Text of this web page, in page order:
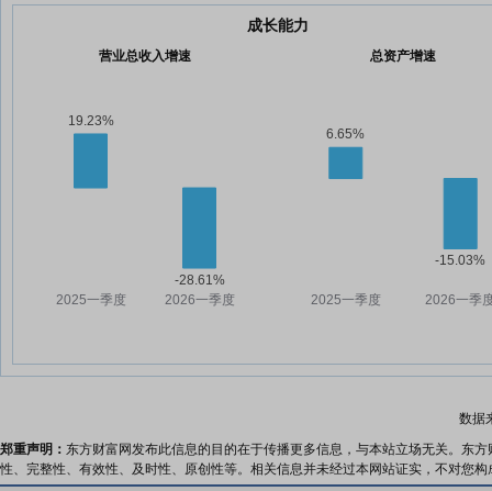
成长能力
营业总收入增速 总资产增速
数据
郑重声明： 东方财富网发布此信息的目的在于传播更多信息，与本站立场无关。东
性、完整性、有效性、及时性、原创性等。相关信息并未经过本网站证实，不对您